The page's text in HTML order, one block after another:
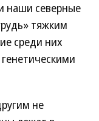
наши северные
тяжким
среди них
не